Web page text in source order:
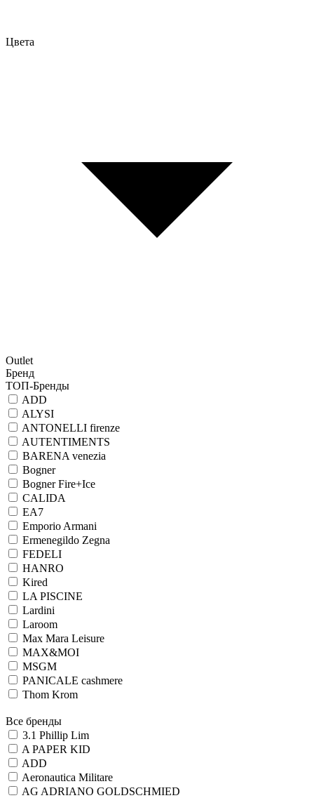
Цвета
Outlet
Бренд
ТОП-Бренды
ADD
ALYSI
ANTONELLI firenze
AUTENTIMENTS
BARENA venezia
Bogner
Bogner Fire+Ice
CALIDA
EA7
Emporio Armani
Ermenegildo Zegna
FEDELI
HANRO
Kired
LA PISCINE
Lardini
Laroom
Max Mara Leisure
MAX&MOI
MSGM
PANICALE cashmere
Thom Krom
Все бренды
3.1 Phillip Lim
A PAPER KID
ADD
Aeronautica Militare
AG ADRIANO GOLDSCHMIED